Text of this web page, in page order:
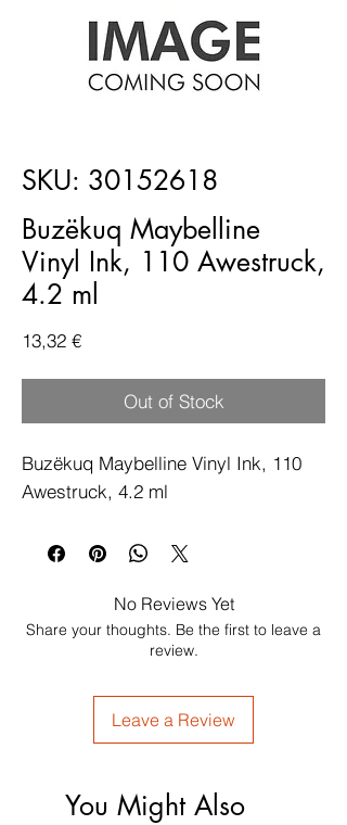
SKU: 30152618
Buzëkuq Maybelline
Vinyl Ink, 110 Awestruck,
4.2 ml
13,32 €Price
Out of Stock
Buzëkuq Maybelline Vinyl Ink, 110
Awestruck, 4.2 ml
No Reviews Yet
Share your thoughts. Be the first to leave a
review.
Leave a Review
You Might Also